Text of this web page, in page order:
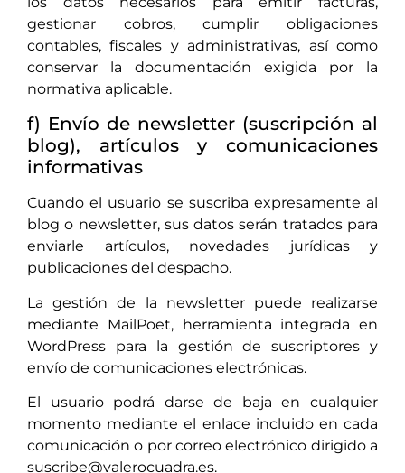
gestionar cobros, cumplir obligaciones
contables, fiscales y administrativas, así como
conservar la documentación exigida por la
normativa aplicable.
f) Envío de newsletter (suscripción al
blog), artículos y comunicaciones
informativas
Cuando el usuario se suscriba expresamente al
blog o newsletter, sus datos serán tratados para
enviarle artículos, novedades jurídicas y
publicaciones del despacho.
La gestión de la newsletter puede realizarse
mediante MailPoet, herramienta integrada en
WordPress para la gestión de suscriptores y
envío de comunicaciones electrónicas.
El usuario podrá darse de baja en cualquier
momento mediante el enlace incluido en cada
comunicación o por correo electrónico dirigido a
suscribe@valerocuadra.es.